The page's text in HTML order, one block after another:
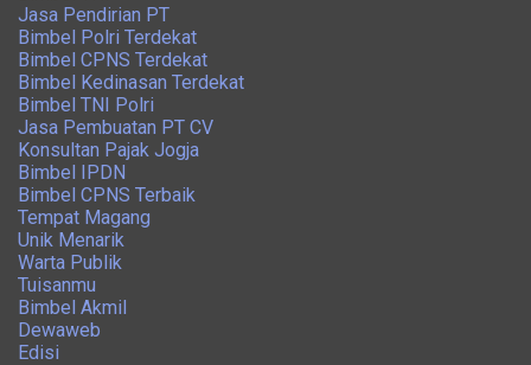
Jasa Pendirian PT
Bimbel Polri Terdekat
Bimbel CPNS Terdekat
Bimbel Kedinasan Terdekat
Bimbel TNI Polri
Jasa Pembuatan PT CV
Konsultan Pajak Jogja
Bimbel IPDN
Bimbel CPNS Terbaik
Tempat Magang
Unik Menarik
Warta Publik
Tuisanmu
Bimbel Akmil
Dewaweb
Edisi